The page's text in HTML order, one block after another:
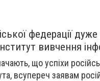
федерації
вивчення
що успіхи
всупереч заявам